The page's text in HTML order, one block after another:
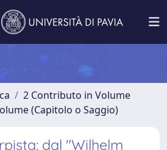
2 Contributo in Volume
(Capitolo o Saggio)
dal "Wilhelm